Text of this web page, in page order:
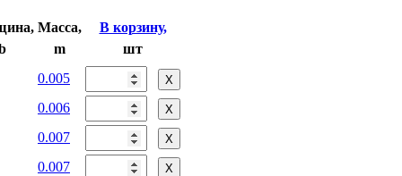
Масса,
В корзину,
m
шт
0.005
Х
0.006 Х
0.007 Х
0.007 Х